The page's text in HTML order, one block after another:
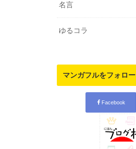
名言
ゆるコラ
マンガフルをフォロー
Facebook